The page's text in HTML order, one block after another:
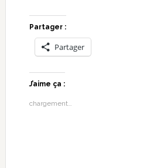
Partager :
Partager
J’aime ça :
chargement…